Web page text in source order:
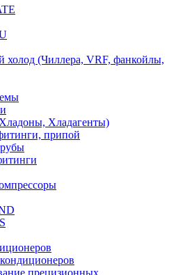
(Чиллера, VRF, фанкойлы,
Хладагенты)
припой
прецизионных